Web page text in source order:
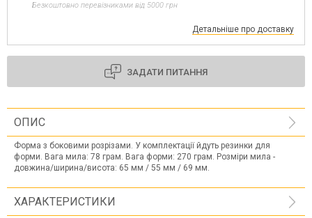
Безкоштовно перевізниками від 5000 грн
Детальніше про доставку
ЗАДАТИ ПИТАННЯ
ОПИС
Форма з боковими розрізами. У комплектації йдуть резинки для
форми. Вага мила: 78 грам. Вага форми: 270 грам. Розміри мила -
довжина/ширина/висота: 65 мм / 55 мм / 69 мм.
ХАРАКТЕРИСТИКИ